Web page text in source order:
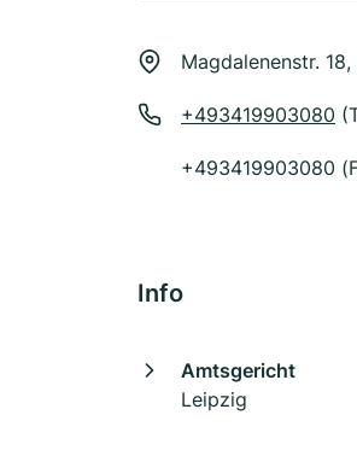
Magdalenenstr.
+493419903080
+493419903080
Info
Amtsgericht
Leipzig